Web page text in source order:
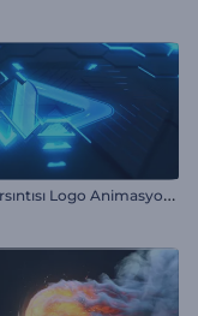
N
eon Sarsıntısı Logo Animasyonu